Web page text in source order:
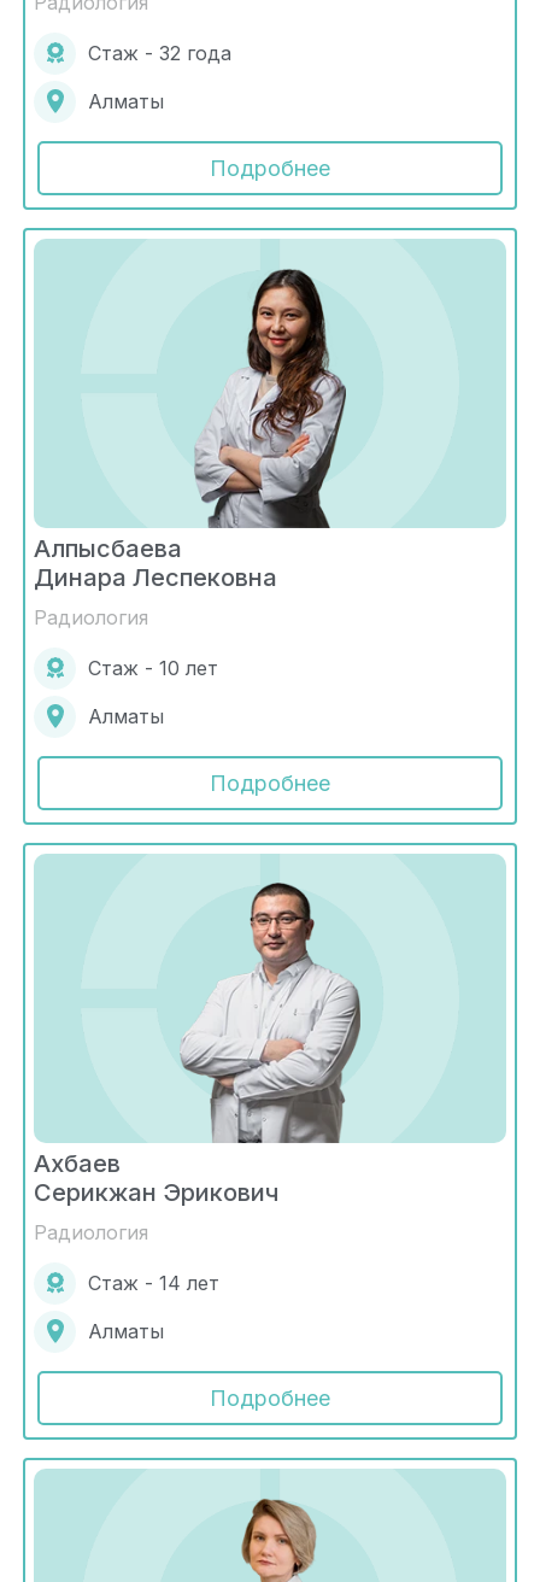
Стаж - 32 года
Алматы
Подробнее
Алпысбаева
Динара Леспековна
Радиология
Стаж - 10 лет
Алматы
Подробнее
Ахбаев
Серикжан Эрикович
Радиология
Стаж - 14 лет
Алматы
Подробнее